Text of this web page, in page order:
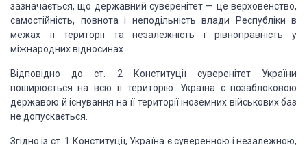
зазначається, що державний суверенітет — це верховенство,
самостійність, повнота і неподільність влади Республіки в
межах її території та незалежність і рівноправність у
міжнародних відносинах.
Відповідно до ст. 2 Конституції суверенітет України
поширюється на всю її територію. Україна є позаблоковою
державою й існування на її території іноземних військових баз
не допускається.
Згідно із ст. 1 Конституції, Україна є суверенною і незалежною,